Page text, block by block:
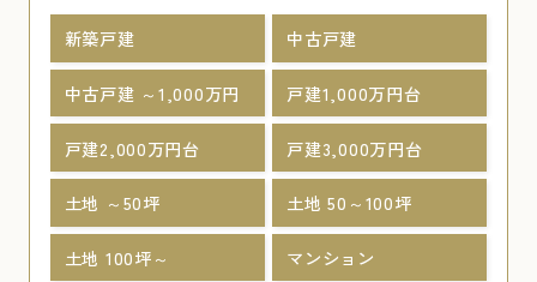
新築戸建 中古戸建
中古戸建 ～1,000万円 戸建1,000万円台
戸建2,000万円台 戸建3,000万円台
土地 ～50坪 土地 50～100坪
土地 100坪～ マンション